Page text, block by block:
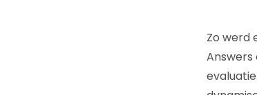
Zo werd
Answers